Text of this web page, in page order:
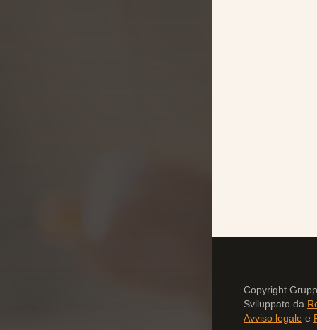
Copyright
Sviluppato da
Avviso legale e